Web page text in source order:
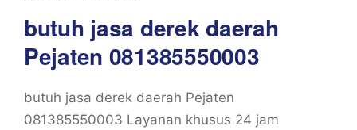
butuh jasa derek daerah
Pejaten 081385550003
butuh jasa derek daerah Pejaten
081385550003 Layanan khusus 24 jam